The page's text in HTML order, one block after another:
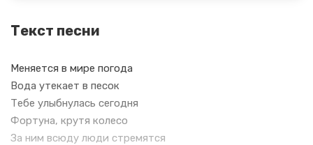
Текст песни
Меняется в мире погода
Вода утекает в песок
Тебе улыбнулась сегодня
Фортуна, крутя колесо
За ним всюду люди стремятся